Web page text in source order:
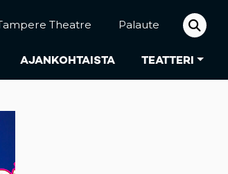
AJANKOHTAISTA TEATTERI
Theatre Palaute